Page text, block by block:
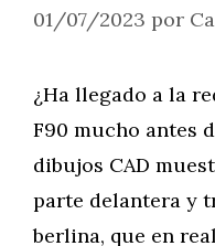
01/07/2023 por
¿Ha llegado a la
F90 mucho antes
dibujos CAD
parte delantera y
berlina, que en